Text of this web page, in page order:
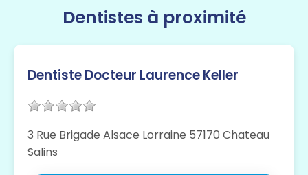
Dentistes à proximité
Dentiste Docteur Laurence Keller
3 Rue Brigade Alsace Lorraine 57170 Chateau
Salins